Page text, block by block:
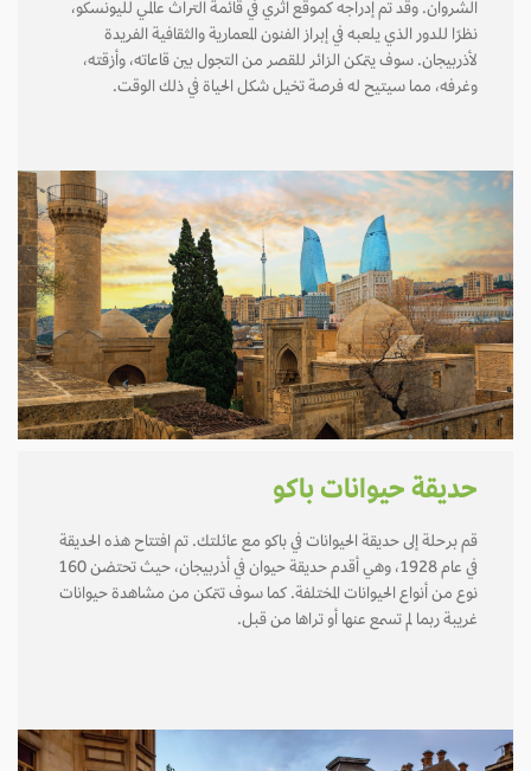
الشروان. وقد تم إدراجه كموقع أثري في قائمة التراث عالمي لليونسكو،
نظرًا للدور الذي يلعبه في إبراز الفنون المعمارية والثقافية الفريدة
لأذربيجان. سوف يتمكن الزائر للقصر من التجول بين قاعاته، وأزقته،
وغرفه، مما سيتيح له فرصة تخيل شكل الحياة في ذلك الوقت.
حديقة حيوانات باكو
قم برحلة إلى حديقة الحيوانات في باكو مع عائلتك. تم افتتاح هذه الحديقة
في عام 1928، وهي أقدم حديقة حيوان في أذربيجان، حيث تحتضن 160
نوع من أنواع الحيوانات المختلفة. كما سوف تتمكن من مشاهدة حيوانات
غريبة ربما لم تسمع عنها أو تراها من قبل.